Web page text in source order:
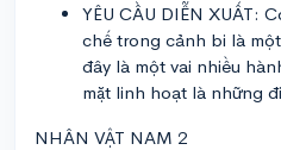
YÊU CẦU DIỄN XUẤT:
chế trong cảnh bi là
đây là một vai nhiều
mặt linh hoạt là những
NHÂN VẬT NAM 2